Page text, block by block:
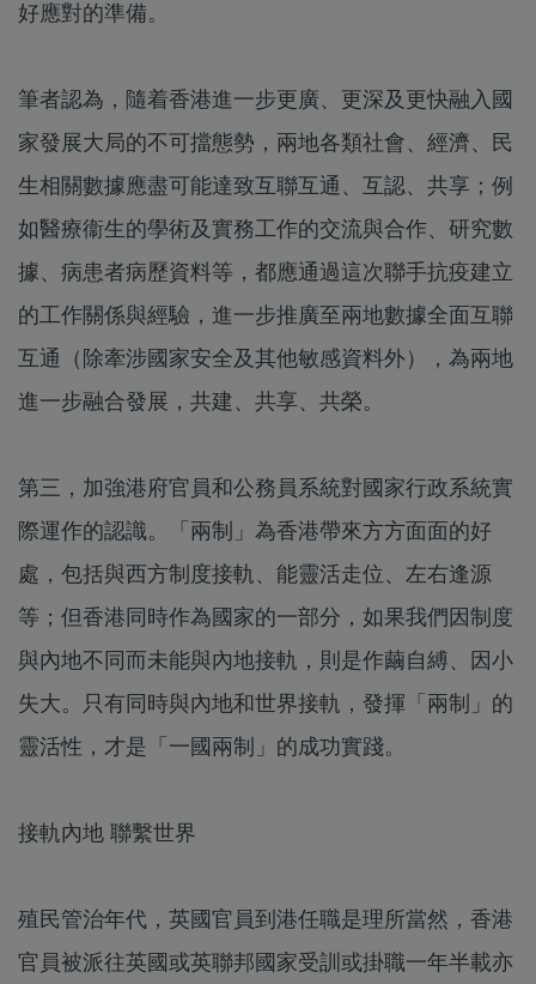
好應對的準備。
筆者認為，隨着香港進一步更廣、更深及更快融入國
家發展大局的不可擋態勢，兩地各類社會、經濟、民
生相關數據應盡可能達致互聯互通、互認、共享；例
如醫療衞生的學術及實務工作的交流與合作、研究數
據、病患者病歷資料等，都應通過這次聯手抗疫建立
的工作關係與經驗，進一步推廣至兩地數據全面互聯
互通（除牽涉國家安全及其他敏感資料外），為兩地
進一步融合發展，共建、共享、共榮。
第三，加強港府官員和公務員系統對國家行政系統實
際運作的認識。「兩制」為香港帶來方方面面的好
處，包括與西方制度接軌、能靈活走位、左右逢源
等；但香港同時作為國家的一部分，如果我們因制度
與內地不同而未能與內地接軌，則是作繭自縛、因小
失大。只有同時與內地和世界接軌，發揮「兩制」的
靈活性，才是「一國兩制」的成功實踐。
接軌內地 聯繫世界
殖民管治年代，英國官員到港任職是理所當然，香港
官員被派往英國或英聯邦國家受訓或掛職一年半載亦